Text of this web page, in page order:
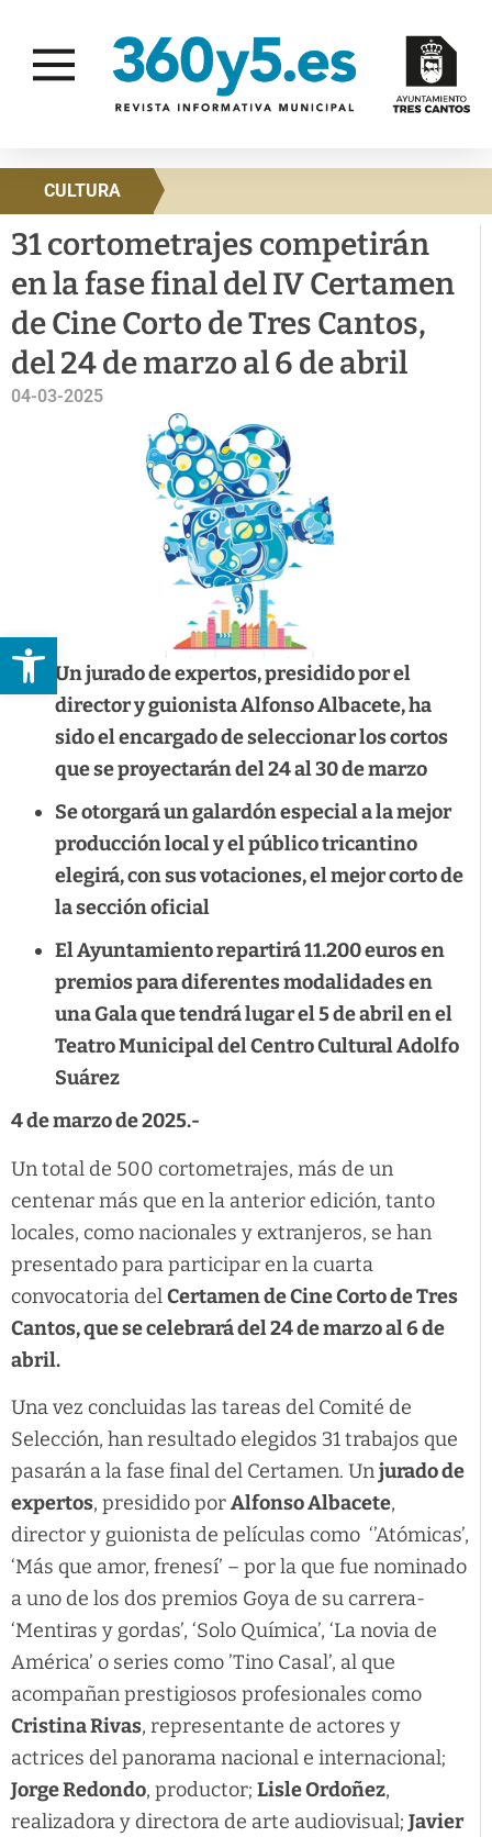
Abrir barra de herramientas
CULTURA
31 cortometrajes competirán
en la fase final del IV Certamen
de Cine Corto de Tres Cantos,
del 24 de marzo al 6 de abril
04-03-2025
Un jurado de expertos, presidido por el
director y guionista Alfonso Albacete, ha
sido el encargado de seleccionar los cortos
que se proyectarán del 24 al 30 de marzo
Se otorgará un galardón especial a la mejor
producción local y el público tricantino
elegirá, con sus votaciones, el mejor corto de
la sección oficial
El Ayuntamiento repartirá 11.200 euros en
premios para diferentes modalidades en
una Gala que tendrá lugar el 5 de abril en el
Teatro Municipal del Centro Cultural Adolfo
Suárez
4 de marzo de 2025.-
Un total de 500 cortometrajes, más de un
centenar más que en la anterior edición, tanto
locales, como nacionales y extranjeros, se han
presentado para participar en la cuarta
convocatoria delCertamen de Cine Corto de Tres
Cantos, que se celebrará del 24 de marzo al 6 de
abril.
Una vez concluidas las tareas del Comité de
Selección, han resultado elegidos 31 trabajos que
pasarán a la fase final del Certamen. Unjurado de
expertos, presidido porAlfonso Albacete,
director y guionista de películas como ‘’Atómicas’,
‘Más que amor, frenesí’ – por la que fue nominado
a uno de los dos premios Goya de su carrera-
‘Mentiras y gordas’, ‘Solo Química’, ‘La novia de
América’ o series como ’Tino Casal’, al que
acompañan prestigiosos profesionales como
Cristina Rivas, representante de actores y
actrices del panorama nacional e internacional;
Jorge Redondo, productor; Lisle Ordoñez,
realizadora y directora de arte audiovisual; Javier